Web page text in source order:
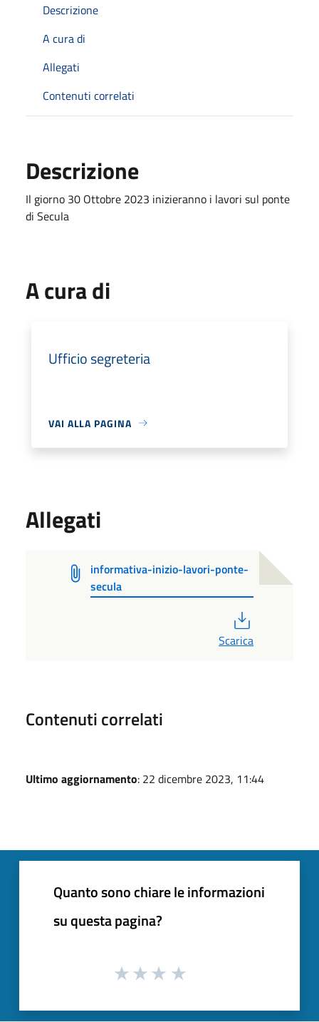
Descrizione
A cura di
Allegati
Contenuti correlati
Descrizione
Il giorno 30 Ottobre 2023 inizieranno i lavori sul ponte
di Secula
A cura di
Ufficio segreteria
VAI ALLA PAGINA
Allegati
informativa-inizio-lavori-ponte-
secula
Scarica
Contenuti correlati
Ultimo aggiornamento: 22 dicembre 2023, 11:44
Quanto sono chiare le informazioni
su questa pagina?